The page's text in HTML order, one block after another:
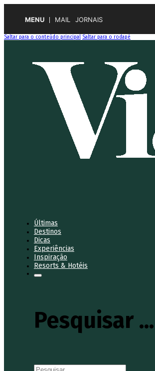
MENU MAIL JORNAIS
Saltar para o conteúdo principal Saltar para o rodapé
Últimas
Destinos
Dicas
Experiências
Inspiração
Resorts & Hotéis
Pesquisar ...
Pesquisar